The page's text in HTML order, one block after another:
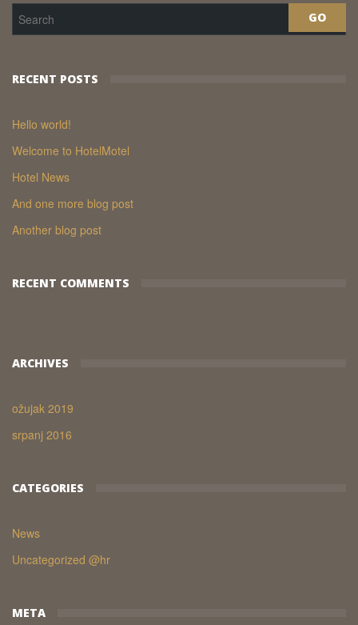
RECENT POSTS
Hello world!
Welcome to HotelMotel
Hotel News
And one more blog post
Another blog post
RECENT COMMENTS
ARCHIVES
ožujak 2019
srpanj 2016
CATEGORIES
News
Uncategorized @hr
META